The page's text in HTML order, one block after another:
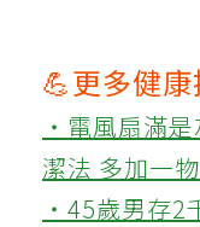
💪更多健
‧電風扇滿
潔法 多加一
‧45歲男存2